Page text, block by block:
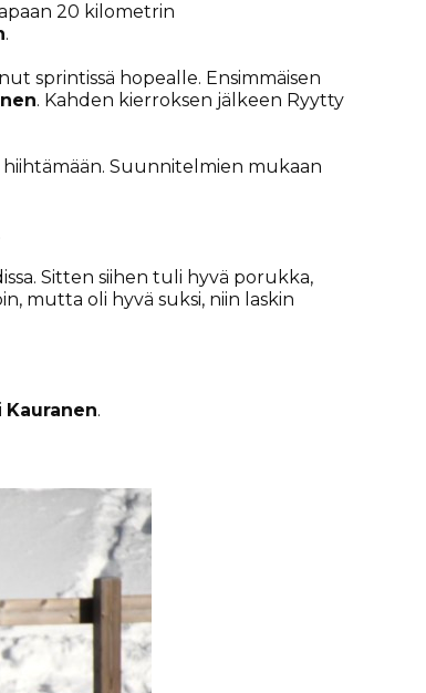
20 kilometrin
.
sprintissä hopealle. Ensimmäisen
. Kahden kierroksen jälkeen Ryytty
Suunnitelmien mukaan
Sitten siihen tuli hyvä porukka,
mutta oli hyvä suksi, niin laskin
Kauranen.